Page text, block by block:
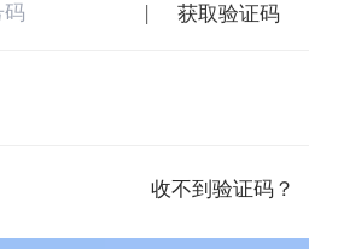
获取验证码
收不到验证码？